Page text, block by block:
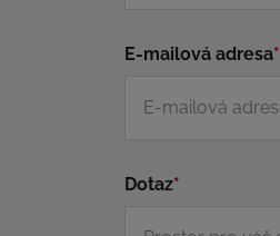
E-mailová adresa*
Dotaz*